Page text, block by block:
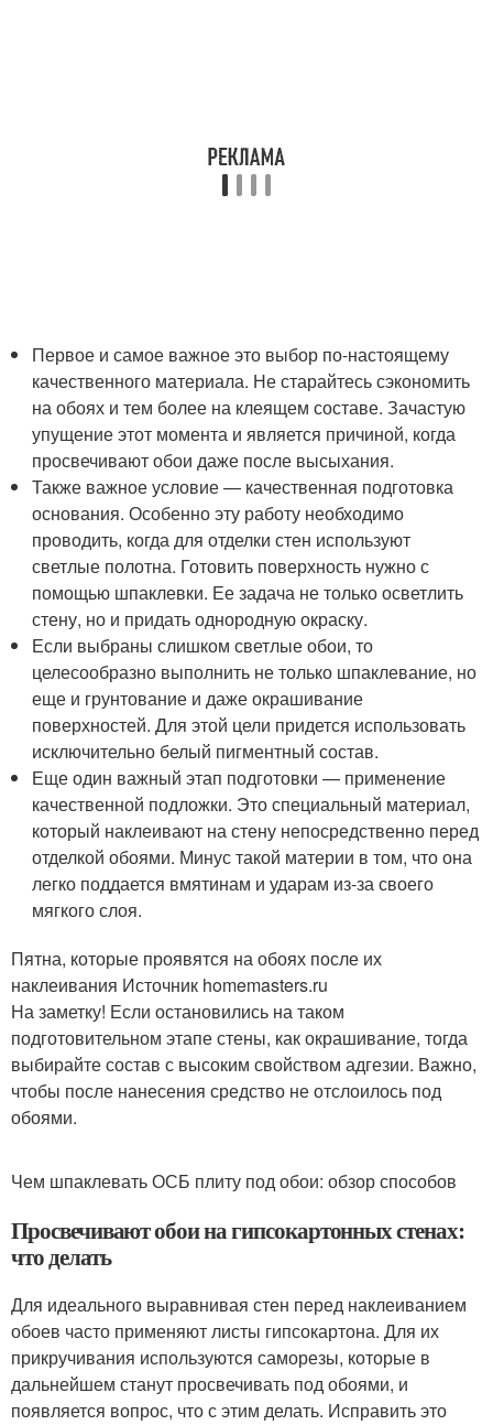
Первое и самое важное это выбор по-настоящему
качественного материала. Не старайтесь сэкономить
на обоях и тем более на клеящем составе. Зачастую
упущение этот момента и является причиной, когда
просвечивают обои даже после высыхания.
Также важное условие — качественная подготовка
основания. Особенно эту работу необходимо
проводить, когда для отделки стен используют
светлые полотна. Готовить поверхность нужно с
помощью шпаклевки. Ее задача не только осветлить
стену, но и придать однородную окраску.
Если выбраны слишком светлые обои, то
целесообразно выполнить не только шпаклевание, но
еще и грунтование и даже окрашивание
поверхностей. Для этой цели придется использовать
исключительно белый пигментный состав.
Еще один важный этап подготовки — применение
качественной подложки. Это специальный материал,
который наклеивают на стену непосредственно перед
отделкой обоями. Минус такой материи в том, что она
легко поддается вмятинам и ударам из-за своего
мягкого слоя.
Пятна, которые проявятся на обоях после их
наклеивания Источник homemasters.ru
На заметку! Если остановились на таком
подготовительном этапе стены, как окрашивание, тогда
выбирайте состав с высоким свойством адгезии. Важно,
чтобы после нанесения средство не отслоилось под
обоями.
Чем шпаклевать ОСБ плиту под обои: обзор способов
Просвечивают обои на гипсокартонных стенах:
что делать
Для идеального выравнивая стен перед наклеиванием
обоев часто применяют листы гипсокартона. Для их
прикручивания используются саморезы, которые в
дальнейшем станут просвечивать под обоями, и
появляется вопрос, что с этим делать. Исправить это